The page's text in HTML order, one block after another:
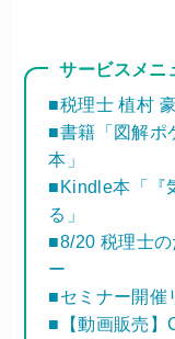
サービスメニ
■税理士 植村
■書籍「図解ポ
本」
■Kindle本「『
る」
■8/20 税理士
ー
■セミナー開催
■【動画販売】